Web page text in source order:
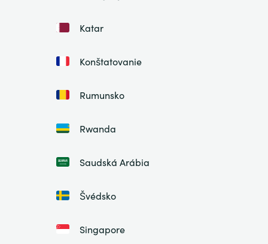
Katar
Konštatovanie
Rumunsko
Rwanda
Saudská Arábia
Švédsko
Singapore